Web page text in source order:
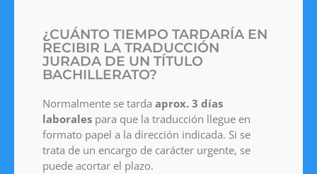
¿CUÁNTO TIEMPO TARDARÍA EN
RECIBIR LA TRADUCCIÓN
JURADA DE UN TÍTULO
BACHILLERATO?
Normalmente se tarda aprox. 3 días
laborales para que la traducción llegue en
formato papel a la dirección indicada. Si se
trata de un encargo de carácter urgente, se
puede acortar el plazo.